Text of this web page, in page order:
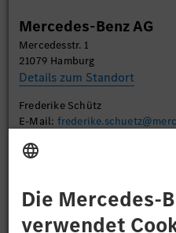
Mercedes-Benz AG
Mercedesstr. 1
21079 Hamburg
Details zum Standort
Frederike Schütz
E-Mail: